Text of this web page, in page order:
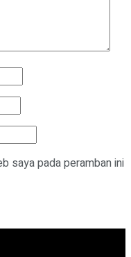
saya pada peramban ini